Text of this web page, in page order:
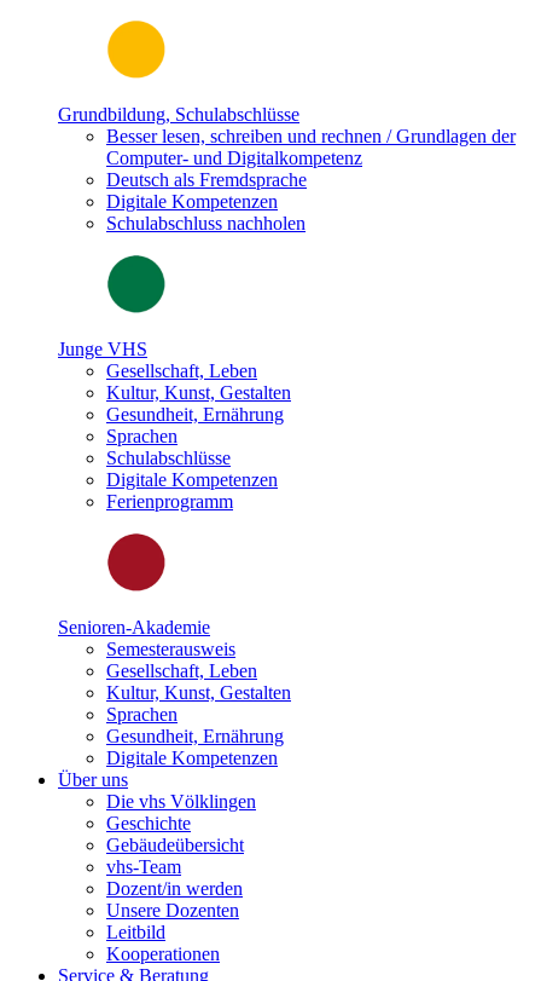
Grundbildung, Schulabschlüsse
Besser lesen, schreiben und rechnen / Grundlagen der
Computer- und Digitalkompetenz
Deutsch als Fremdsprache
Digitale Kompetenzen
Schulabschluss nachholen
Junge VHS
Gesellschaft, Leben
Kultur, Kunst, Gestalten
Gesundheit, Ernährung
Sprachen
Schulabschlüsse
Digitale Kompetenzen
Ferienprogramm
Senioren-Akademie
Semesterausweis
Gesellschaft, Leben
Kultur, Kunst, Gestalten
Sprachen
Gesundheit, Ernährung
Digitale Kompetenzen
Über uns
Die vhs Völklingen
Geschichte
Gebäudeübersicht
vhs-Team
Dozent/in werden
Unsere Dozenten
Leitbild
Kooperationen
Service & Beratung